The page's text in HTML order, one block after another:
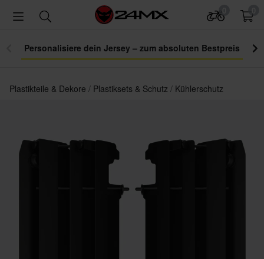
Personalisiere dein Jersey – zum absoluten Bestpreis
Plastikteile & Dekore Plastiksets & Schutz Kühlerschutz